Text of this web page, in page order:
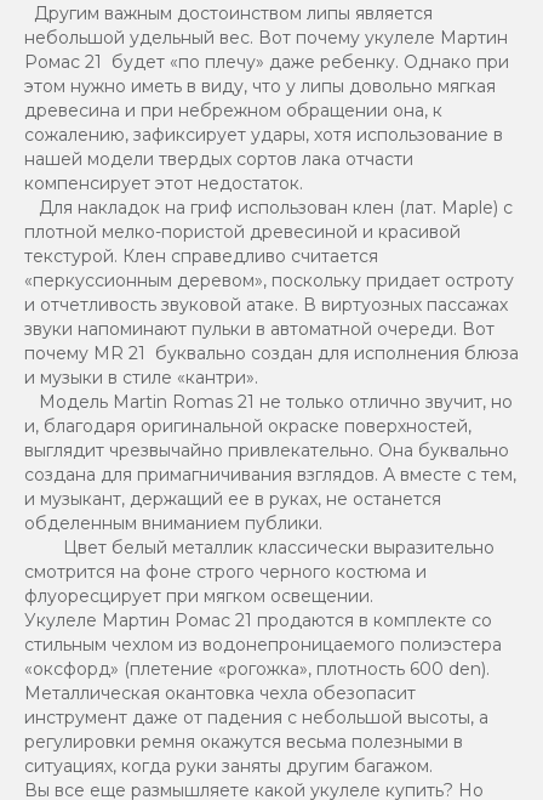
Другим важным достоинством липы является
небольшой удельный вес. Вот почему укулеле Мартин
Ромас 21 будет «по плечу» даже ребенку. Однако при
этом нужно иметь в виду, что у липы довольно мягкая
древесина и при небрежном обращении она, к
сожалению, зафиксирует удары, хотя использование в
нашей модели твердых сортов лака отчасти
компенсирует этот недостаток.
Для накладок на гриф использован клен (лат. Maple) с
плотной мелко-пористой древесиной и красивой
текстурой. Клен справедливо считается
«перкуссионным деревом», поскольку придает остроту
и отчетливость звуковой атаке. В виртуозных пассажах
звуки напоминают пульки в автоматной очереди. Вот
почему MR 21 буквально создан для исполнения блюза
и музыки в стиле «кантри».
Модель Martin Romas 21 не только отлично звучит, но
и, благодаря оригинальной окраске поверхностей,
выглядит чрезвычайно привлекательно. Она буквально
создана для примагничивания взглядов. А вместе с тем,
и музыкант, держащий ее в руках, не останется
обделенным вниманием публики.
Цвет белый металлик классически выразительно
смотрится на фоне строго черного костюма и
флуоресцирует при мягком освещении.
Укулеле Мартин Ромас 21 продаются в комплекте со
стильным чехлом из водонепроницаемого полиэстера
«оксфорд» (плетение «рогожка», плотность 600 den).
Металлическая окантовка чехла обезопасит
инструмент даже от падения с небольшой высоты, а
регулировки ремня окажутся весьма полезными в
ситуациях, когда руки заняты другим багажом.
Вы все еще размышляете какой укулеле купить? Но